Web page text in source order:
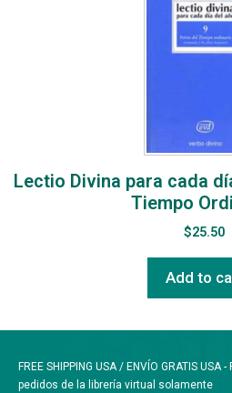
Lectio Divina para cada
Tiempo
$25.50
Add to
FREE SHIPPING USA / ENVÍO GRATIS
pedidos de la librería virtual solamente